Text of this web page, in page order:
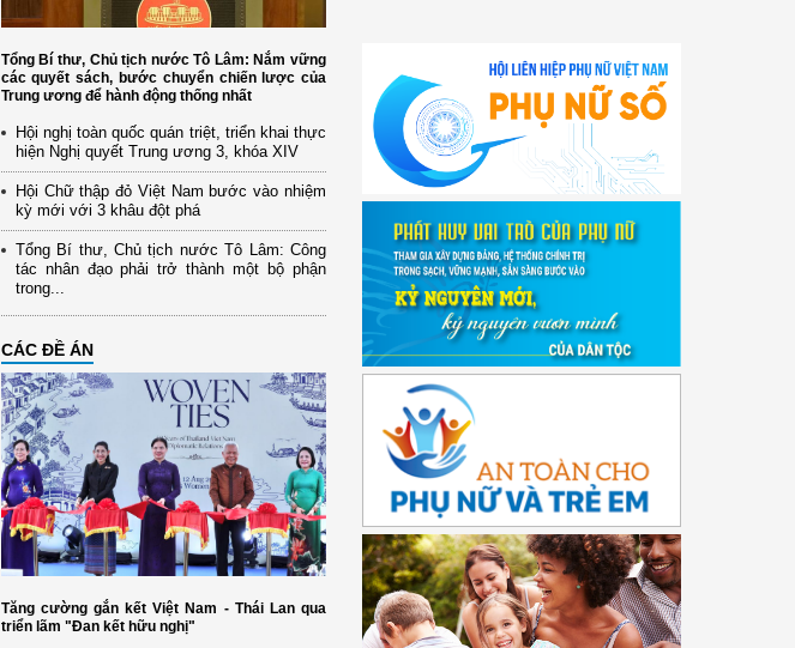
Tổng Bí thư, Chủ tịch nước Tô Lâm: Nắm vững
các quyết sách, bước chuyển chiến lược của
Trung ương để hành động thống nhất
Hội nghị toàn quốc quán triệt, triển khai thực
hiện Nghị quyết Trung ương 3, khóa XIV
Hội Chữ thập đỏ Việt Nam bước vào nhiệm
kỳ mới với 3 khâu đột phá
Tổng Bí thư, Chủ tịch nước Tô Lâm: Công
tác nhân đạo phải trở thành một bộ phận
trong...
CÁC ĐỀ ÁN
Tăng cường gắn kết Việt Nam - Thái Lan qua
triển lãm "Đan kết hữu nghị"